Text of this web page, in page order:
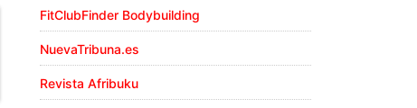
FitClubFinder Bodybuilding
NuevaTribuna.es
Revista Afribuku